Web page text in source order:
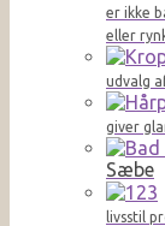
er ikke
eller
udvalg
giver
Sæbe
livsstil